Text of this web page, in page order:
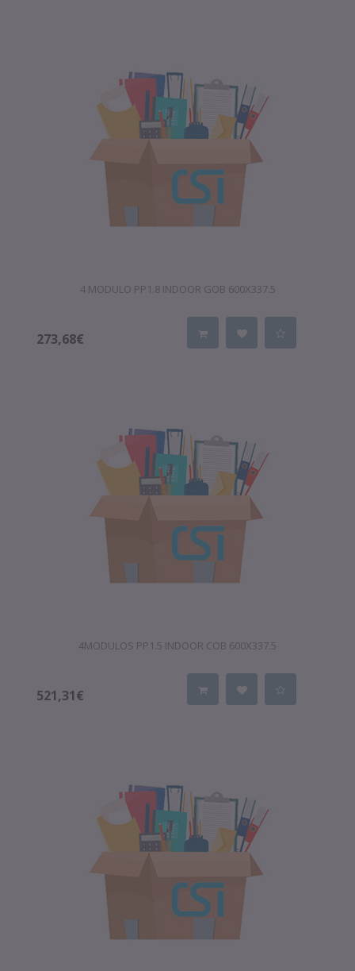
4 MODULO PP1.8 INDOOR GOB 600X337.5
273,68€
4MODULOS PP1.5 INDOOR COB 600X337.5
521,31€